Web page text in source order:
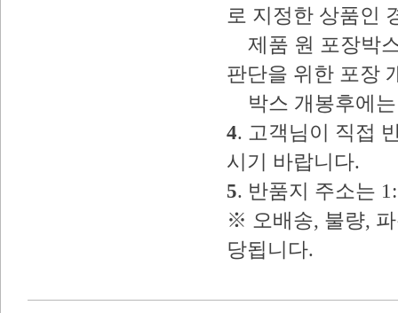
로 지정한 상품인
제품 원 포장박
판단을 위한 포장
박스 개봉후에는
4. 고객님이 직접
시기 바랍니다.
5. 반품지 주소는
※ 오배송, 불량,
당됩니다.